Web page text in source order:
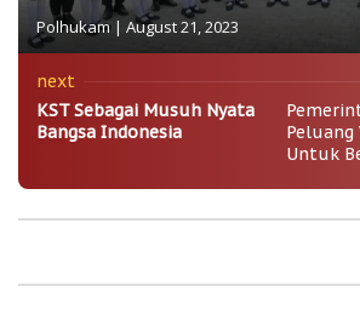
Polhukam | August 21, 2023
next
KST Sebagai Musuh Nyata
Bangsa Indonesia
Peluang
Untuk